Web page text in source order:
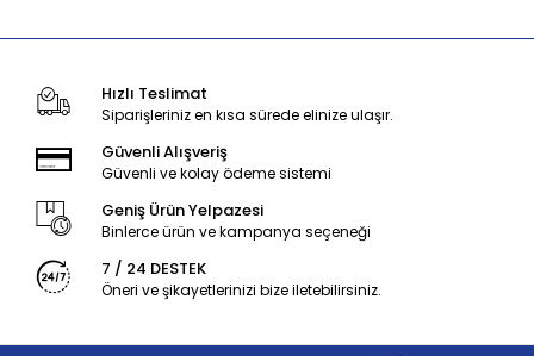
Hızlı Teslimat
Siparişleriniz en kısa sürede elinize ulaşır.
Güvenli Alışveriş
Güvenli ve kolay ödeme sistemi
Geniş Ürün Yelpazesi
Binlerce ürün ve kampanya seçeneği
7 / 24 DESTEK
Öneri ve şikayetlerinizi bize iletebilirsiniz.